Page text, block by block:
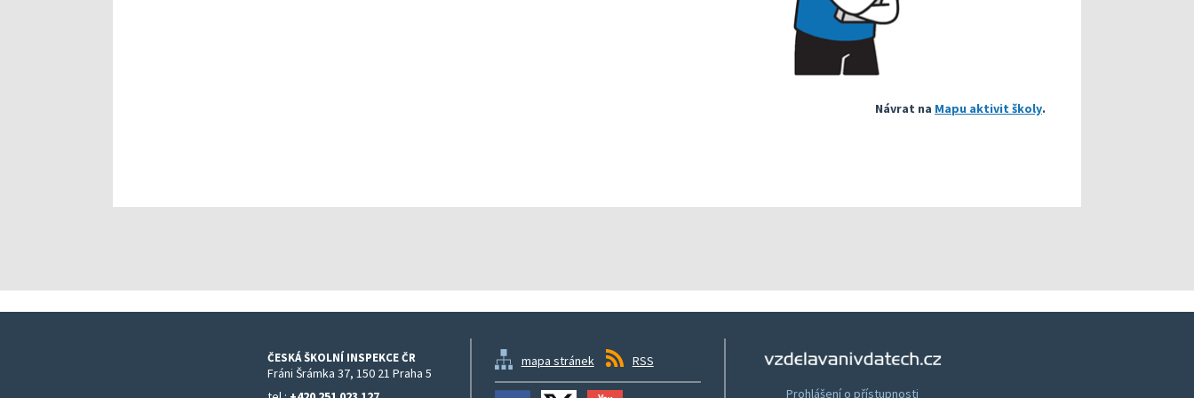
Návrat na Mapu aktivit školy.
ČESKÁ ŠKOLNÍ INSPEKCE ČR
Fráni Šrámka 37, 150 21 Praha 5
mapa stránek RSS Vzdělávání v datech
Prohlášení o přístupnosti